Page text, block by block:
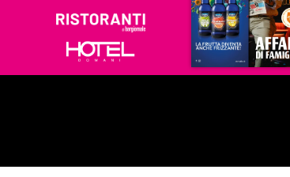
Ristoranti
Hoteldomani